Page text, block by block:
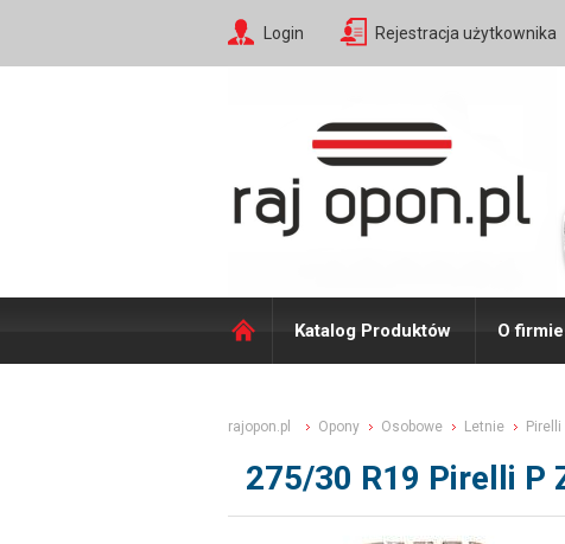
Login Rejestracja użytkownika
Katalog Produktów O firmie
rajopon.pl Opony Osobowe Letnie Pirelli
275/30 R19 Pirelli P